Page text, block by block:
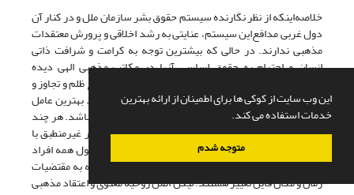
این وب سایت از کوکی ها برای اطمینان از ارائه بهترین
خدمات استفاده می کند.
متوجه شدم
خلاصه‌اینکه از نظر نگارنده سیستم حقوق بشر سازمان ملل و در کنار آن
دول غربی مدافع‌این سیستم، عنایتی به رشد اخلاقی و پرورش معتقدات
مذهبی ندارند. در حالی که بیشترین توجه به کرامت و شرافت ذاتی
انسان و احترام به حقوق اساسی آنها در مکاتب مذهبی الهی دیده
می‌شود و عمده دستورالعمل های مذهبی نیز در جهت رفع ظلم و تجاوز و
تعدی به حقوق انسانی دیگران می‌باشد و‌این خود می‌تواند بهترین عامل
برای ترویج و تقویت رعایت حقوق بشر به معنای واقعی آن باشد. هر چند
برخی از مقررات و احکام اجتماعی بعضی از مذاهب، به نظر غیرمنطبق با
اصول حقوق بشر و آزادی‌های اساسی انسان و تساوی معقول همه افراد
می‌آید ولی آن مقررات قابل بررسی و تبیین و احیانا با توجه به مقتضیات
زمان و مکان قایل تغییر هستند. لیکن اصل روحیه معنوی و اعتقاد مذهبی